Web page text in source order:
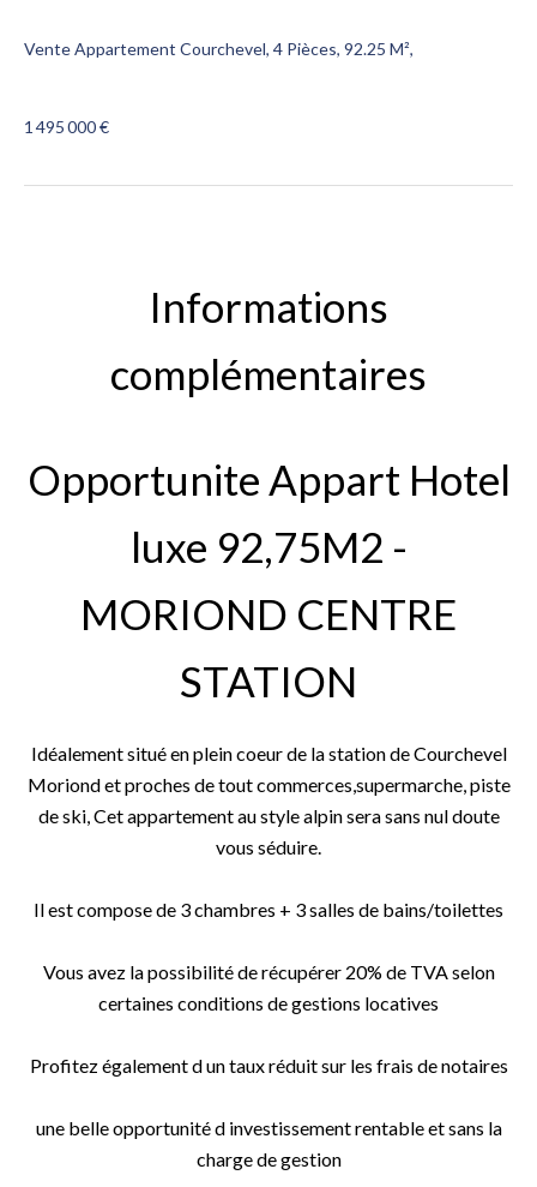
Vente Appartement Courchevel, 4 Pièces, 92.25 M²,
1 495 000 €
Informations
complémentaires
Opportunite Appart Hotel
luxe 92,75M2 -
MORIOND CENTRE
STATION
Idéalement situé en plein coeur de la station de Courchevel
Moriond et proches de tout commerces,supermarche, piste
de ski, Cet appartement au style alpin sera sans nul doute
vous séduire.
Il est compose de 3 chambres + 3 salles de bains/toilettes
Vous avez la possibilité de récupérer 20% de TVA selon
certaines conditions de gestions locatives
Profitez également d un taux réduit sur les frais de notaires
une belle opportunité d investissement rentable et sans la
charge de gestion